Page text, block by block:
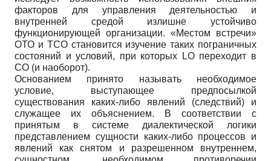
факторов для управления деятельностью и
внутренней средой излишне устойчиво
функционирующей организации. «Местом встречи»
ОТО и ТСО становится изучение таких пограничных
состояний и условий, при которых LO переходит в
СО (и наоборот).
Основанием принято называть необходимое
условие, выступающее предпосылкой
существования каких-либо явлений (следствий) и
служащее их объяснением. В соответствии с
принятым в системе диалектической логики
представлением сущности каких-либо процессов и
явлений как снятом и разрешенном внутреннем,